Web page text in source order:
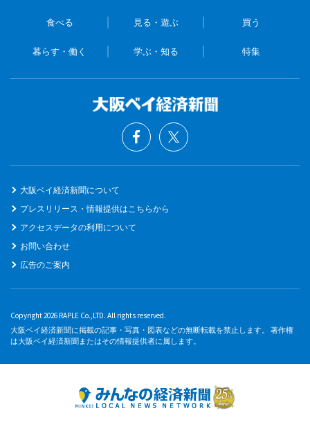
食べる 見る・遊ぶ 買う
暮らす・働く 学ぶ・知る 特集
大阪ベイ経済新聞について
プレスリリース・情報提供はこちらから
アクセスデータの利用について
お問い合わせ
広告のご案内
Copyright 2026 RAPLE Co.,LTD. All rights reserved.
大阪ベイ経済新聞に掲載の記事・写真・図表などの無断転載を禁止します。 著作権
は大阪ベイ経済新聞またはその情報提供者に属します。